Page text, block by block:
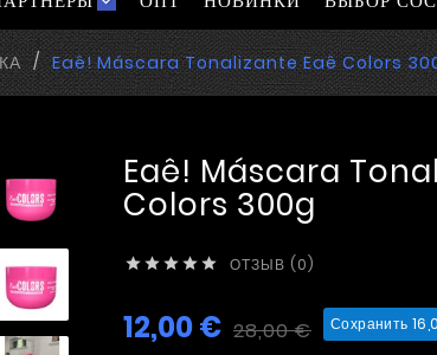
Eaê! Máscara Tonalizante Eaê Colors
Eaê! Máscara
Colors 300g
     ОТЗЫВ (0)
12,00 € 28,00 € Сохранить